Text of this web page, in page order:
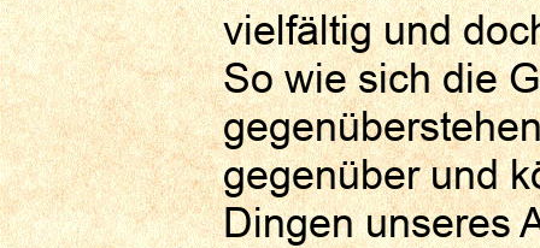
vielfältig und
So wie sich die
gegenüber und
Dingen unseres